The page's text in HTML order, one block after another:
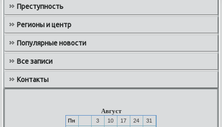
Преступность
Регионы и центр
Популярные новости
Все записи
Контакты
Август
Пн 3 10 17 24
31